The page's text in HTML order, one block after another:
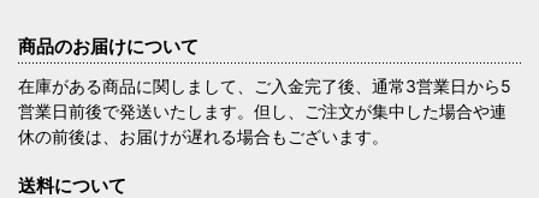
商品のお届けについて
在庫がある商品に関しまして、ご入金完了後、通常3営業日から5
営業日前後で発送いたします。但し、ご注文が集中した場合や連
休の前後は、お届けが遅れる場合もございます。
送料について